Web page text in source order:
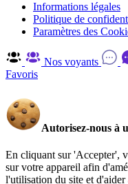
Informations légales
Politique de
Paramètres des
Nos voyants
Favoris
Autorisez-nous à
En cliquant sur 'Accepter',
sur votre appareil afin
l'utilisation du site et